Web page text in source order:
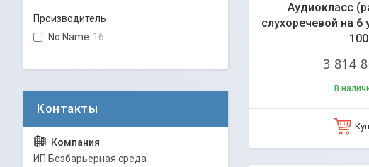
Аудиокласс
слухоречевой на 6
100
3 814
В
Производитель
No Name 16
ИП Безбарьерная среда